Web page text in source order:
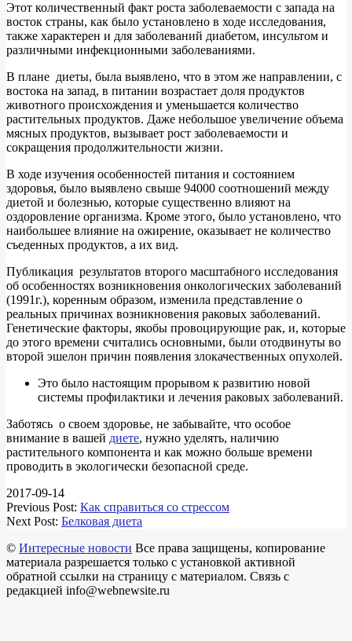
Этот количественный факт роста заболеваемости с запада на
восток страны, как было установлено в ходе исследования,
также характерен и для заболеваний диабетом, инсультом и
различными инфекционными заболеваниями.
В плане диеты, была выявлено, что в этом же направлении, с
востока на запад, в питании возрастает доля продуктов
животного происхождения и уменьшается количество
растительных продуктов. Даже небольшое увеличение объема
мясных продуктов, вызывает рост заболеваемости и
сокращения продолжительности жизни.
В ходе изучения особенностей питания и состоянием
здоровья, было выявлено свыше 94000 соотношений между
диетой и болезнью, которые существенно влияют на
оздоровление организма. Кроме этого, было установлено, что
наибольшее влияние на ожирение, оказывает не количество
съеденных продуктов, а их вид.
Публикация результатов второго масштабного исследования
об особенностях возникновения онкологических заболеваний
(1991г.), коренным образом, изменила представление о
реальных причинах возникновения раковых заболеваний.
Генетические факторы, якобы провоцирующие рак, и, которые
до этого времени считались основными, были отодвинуты во
второй эшелон причин появления злокачественных опухолей.
Это было настоящим прорывом к развитию новой
системы профилактики и лечения раковых заболеваний.
Заботясь о своем здоровье, не забывайте, что особое
внимание в вашей диете, нужно уделять, наличию
растительного компонента и как можно больше времени
проводить в экологически безопасной среде.
2017-09-14
Previous Post: Как справиться со стрессом
Next Post: Белковая диета
© Интересные новости Все права защищены, копирование
материала разрешается только с установкой активной
обратной ссылки на страницу с материалом. Связь с
редакцией info@webnewsite.ru